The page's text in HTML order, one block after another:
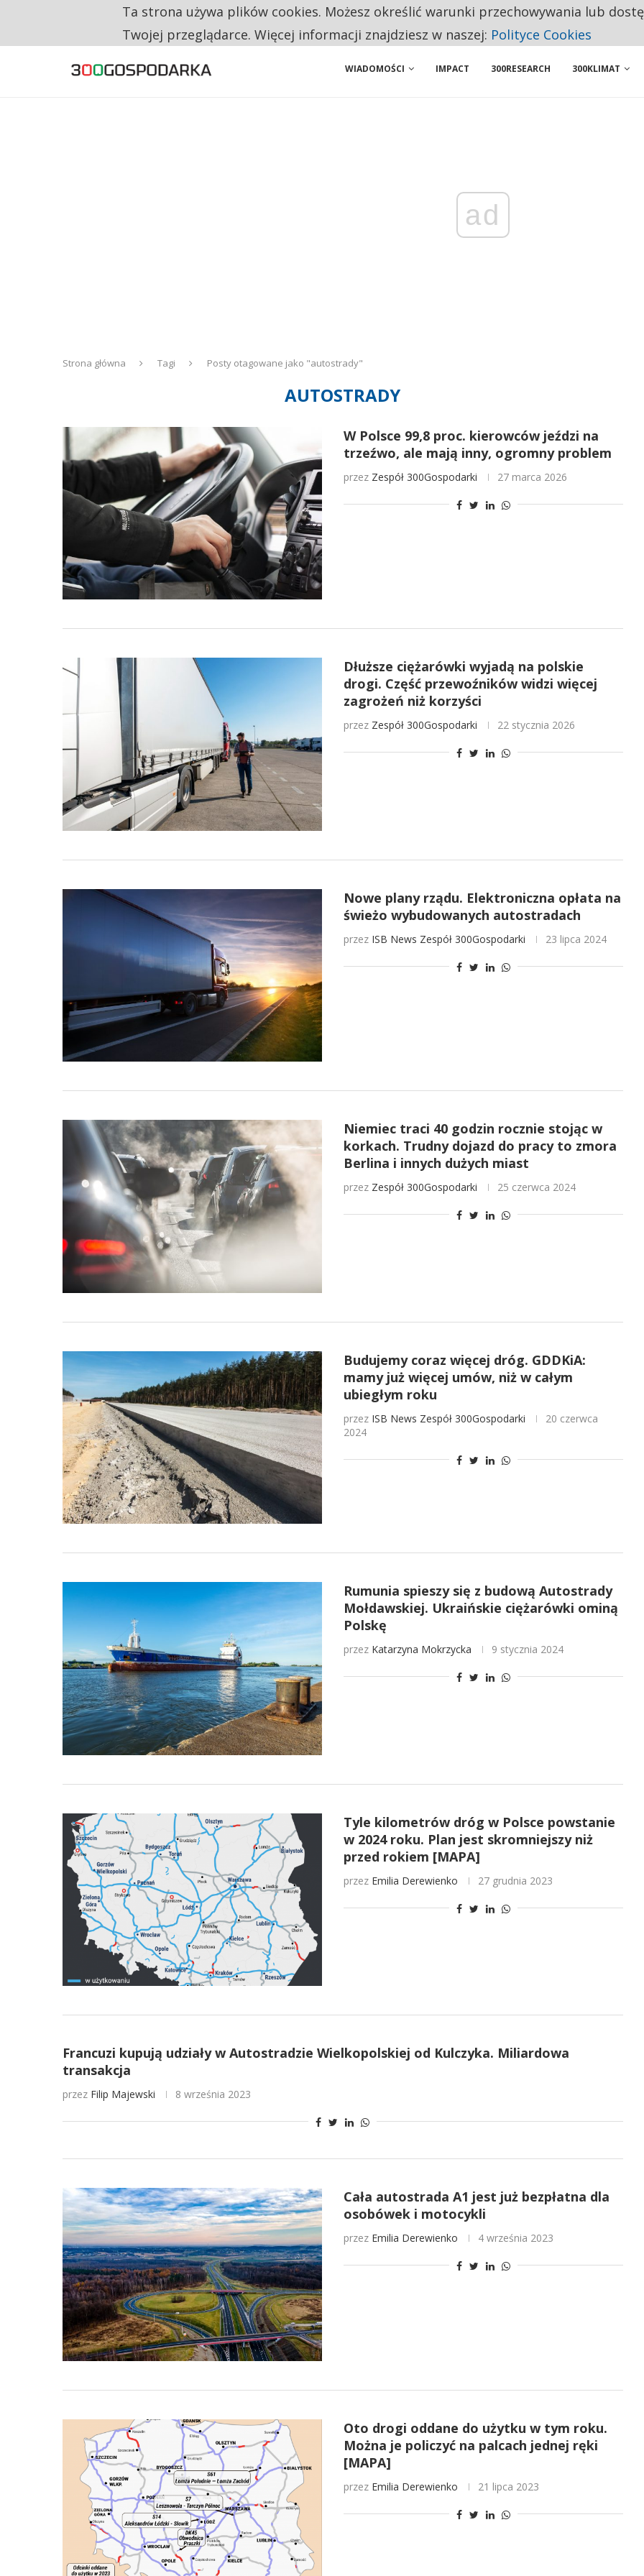
RESTRYKCJE CHIN UDERZAJĄ W EUROPEJSKI PRZEMYSŁ. NA LIŚCIE SĄ DWA PODMIOTY Z POLSKI
CO TRZECIĄ ZŁOTÓWKĘ Z EMERYTURY SENIORZY PRZEZNACZAJĄ NA PODSTAWOWE ZAKUPY
WIADOMOŚCI IMPACT 300RESEARCH 300KLIMAT
ad
Strona główna Tagi Posty otagowane jako "autostrady"
AUTOSTRADY
W Polsce 99,8 proc. kierowców jeździ na
trzeźwo, ale mają inny, ogromny problem
przez Zespół 300Gospodarki 27 marca 2026
Dłuższe ciężarówki wyjadą na polskie
drogi. Część przewoźników widzi więcej
zagrożeń niż korzyści
przez Zespół 300Gospodarki 22 stycznia 2026
Nowe plany rządu. Elektroniczna opłata na
świeżo wybudowanych autostradach
przez ISB News Zespół 300Gospodarki 23 lipca 2024
Niemiec traci 40 godzin rocznie stojąc w
korkach. Trudny dojazd do pracy to zmora
Berlina i innych dużych miast
przez Zespół 300Gospodarki 25 czerwca 2024
Budujemy coraz więcej dróg. GDDKiA:
mamy już więcej umów, niż w całym
ubiegłym roku
przez ISB News Zespół 300Gospodarki
20 czerwca
2024
Rumunia spieszy się z budową Autostrady
Mołdawskiej. Ukraińskie ciężarówki ominą
Polskę
przez Katarzyna Mokrzycka 9 stycznia 2024
Tyle kilometrów dróg w Polsce powstanie
w 2024 roku. Plan jest skromniejszy niż
przed rokiem [MAPA]
przez Emilia Derewienko 27 grudnia 2023
Francuzi kupują udziały w Autostradzie Wielkopolskiej od Kulczyka. Miliardowa
transakcja
przez Filip Majewski 8 września 2023
Cała autostrada A1 jest już bezpłatna dla
osobówek i motocykli
przez Emilia Derewienko 4 września 2023
Oto drogi oddane do użytku w tym roku.
Można je policzyć na palcach jednej ręki
[MAPA]
przez Emilia Derewienko 21 lipca 2023
Ta strona używa plików cookies. Możesz określić warunki przechowywania lub
Twojej przeglądarce. Więcej informacji znajdziesz w naszej: Polityce Cookies